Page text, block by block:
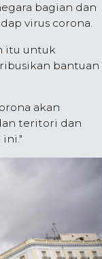
bagian dan
virus corona.
itu untuk
bantuan
akan
teritori dan